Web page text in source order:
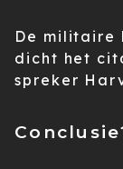
De militaire
dicht het
spreker